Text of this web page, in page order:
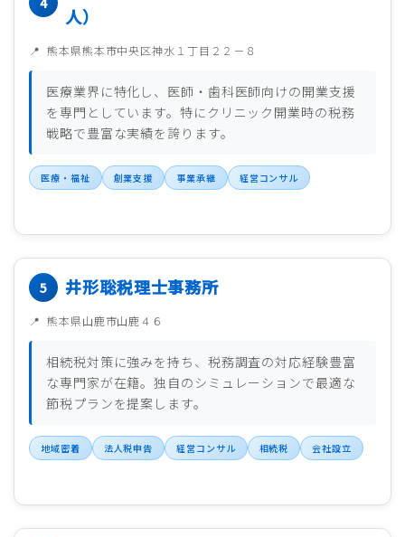
人）
熊本県熊本市中央区神水１丁目２２－８
医療業界に特化し、医師・歯科医師向けの開業支援
を専門としています。特にクリニック開業時の税務
戦略で豊富な実績を誇ります。
医療・福祉 創業支援 事業承継 経営コンサル
井形聡税理士事務所
熊本県山鹿市山鹿４６
相続税対策に強みを持ち、税務調査の対応経験豊富
な専門家が在籍。独自のシミュレーションで最適な
節税プランを提案します。
地域密着 法人税申告 経営コンサル 相続税 会社設立